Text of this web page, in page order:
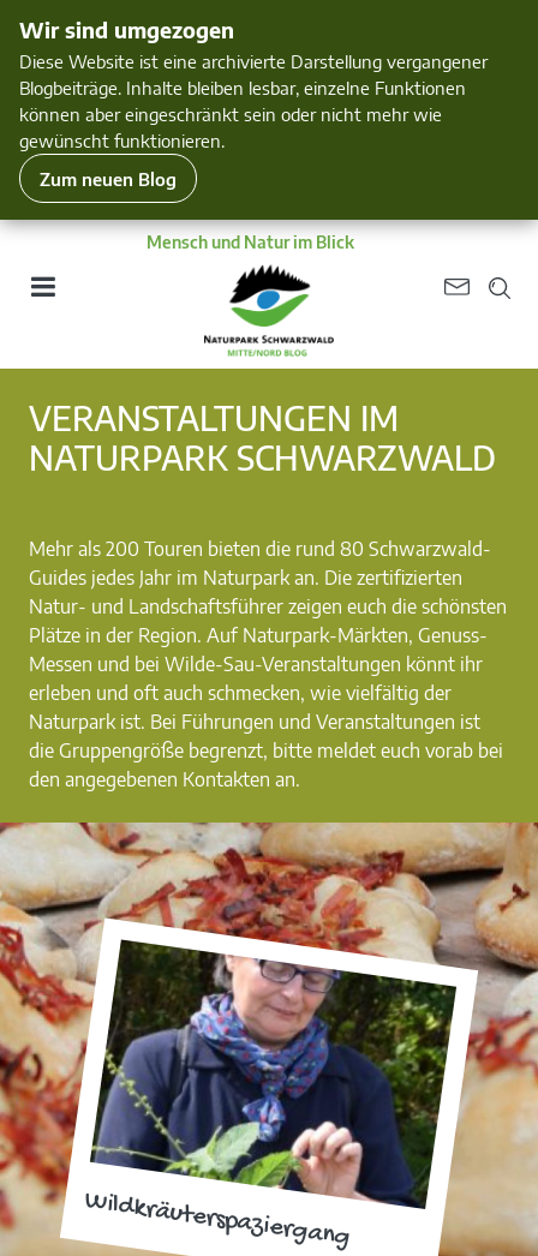
Wir sind umgezogen
Diese Website ist eine archivierte Darstellung vergangener
Blogbeiträge. Inhalte bleiben lesbar, einzelne Funktionen
können aber eingeschränkt sein oder nicht mehr wie
gewünscht funktionieren.
Zum neuen Blog
Mensch und Natur im Blick
Wildkräuterspaziergang
VERANSTALTUNGEN IM
NATURPARK SCHWARZWALD
Mehr als 200 Touren bieten die rund 80 Schwarzwald-
Guides jedes Jahr im Naturpark an. Die zertifizierten
Natur- und Landschaftsführer zeigen euch die schönsten
Plätze in der Region. Auf Naturpark-Märkten, Genuss-
Messen und bei Wilde-Sau-Veranstaltungen könnt ihr
erleben und oft auch schmecken, wie vielfältig der
Naturpark ist. Bei Führungen und Veranstaltungen ist
die Gruppengröße begrenzt, bitte meldet euch vorab bei
den angegebenen Kontakten an.